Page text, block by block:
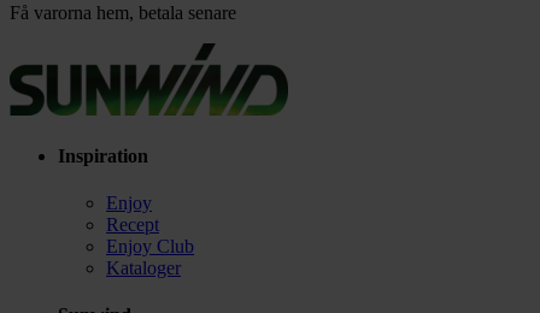
Få varorna hem, betala senare
Inspiration
Enjoy
Recept
Enjoy Club
Kataloger